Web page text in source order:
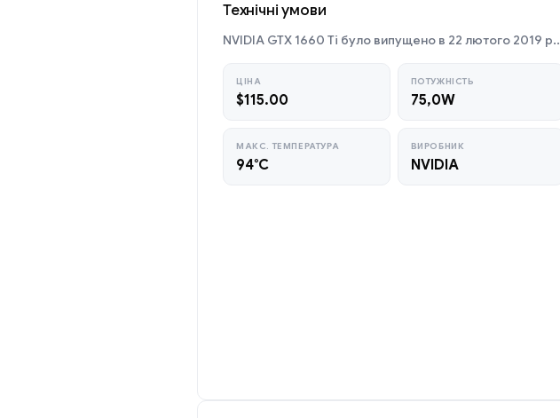
Технічні умови
NVIDIA GTX 1660 Ti було випущено в 22 лютого 2019 р..
ЦІНА
$115.00
ПОТУЖНІСТЬ
75,0W
МАКС. ТЕМПЕРАТУРА
94°C
ВИРОБНИК
NVIDIA